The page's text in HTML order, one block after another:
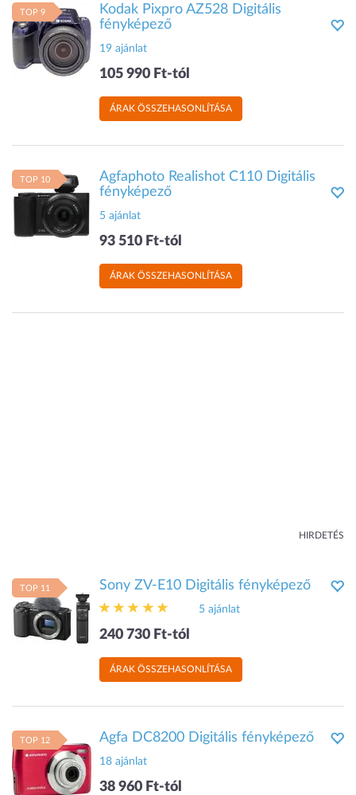
TOP 9
Kodak Pixpro AZ528 Digitális
fényképező
19 ajánlat
105 990 Ft-tól
ÁRAK ÖSSZEHASONLÍTÁSA
TOP 10
Agfaphoto Realishot C110 Digitális
fényképező
5 ajánlat
93 510 Ft-tól
ÁRAK ÖSSZEHASONLÍTÁSA
HIRDETÉS
TOP 11 Sony ZV-E10 Digitális fényképező
5 ajánlat
240 730 Ft-tól
ÁRAK ÖSSZEHASONLÍTÁSA
TOP 12 Agfa DC8200 Digitális fényképező
18 ajánlat
38 960 Ft-tól